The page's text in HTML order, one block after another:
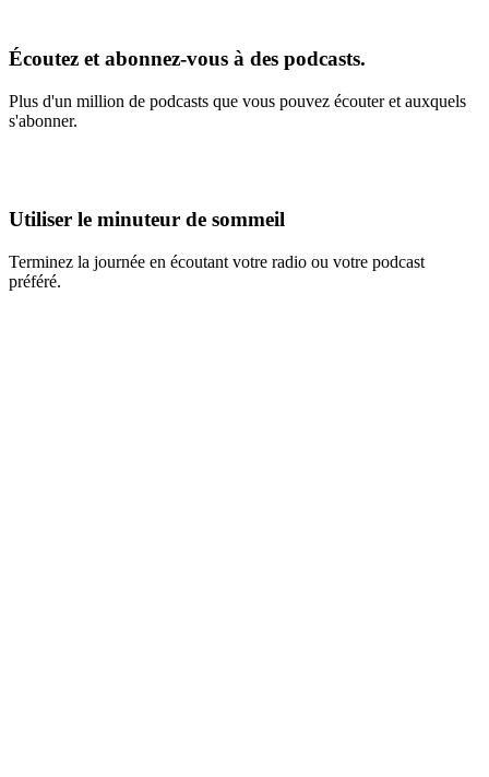
Écoutez et abonnez-vous à des podcasts.
Plus d'un million de podcasts que vous pouvez écouter et auxquels
s'abonner.
Utiliser le minuteur de sommeil
Terminez la journée en écoutant votre radio ou votre podcast
préféré.